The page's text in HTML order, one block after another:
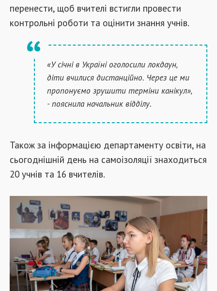
перенести, щоб вчителі встигли провести
контрольні роботи та оцінити знання учнів.
«У січні в Україні оголосили локдаун,
діти вчилися дистанційно. Через це ми
пропонуємо зрушити терміни канікул»,
- пояснила начальник відділу.
Також за інформацією департаменту освіти, на
сьогоднішній день на самоізоляції знаходиться
20 учнів та 16 вчителів.